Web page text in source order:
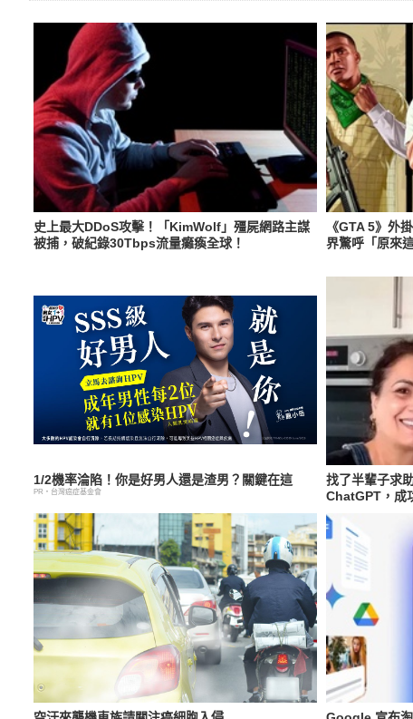
史上最大DDoS攻擊！「KimWolf」殭屍網路主謀
被捕，破紀錄30Tbps流量癱瘓全球！
《GTA 5》外
界驚呼「原來
1/2機率淪陷！你是好男人還是渣男？關鍵在這
PR・台灣癌症基金會
找了半輩子求
ChatGPT，成